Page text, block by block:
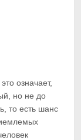
означает,
но не до
то есть шанс